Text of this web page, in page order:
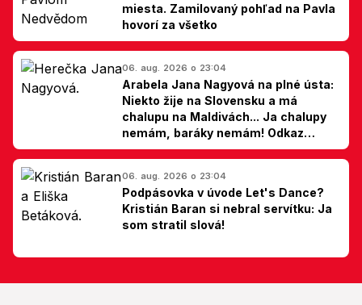
miesta. Zamilovaný pohľad na Pavla
hovorí za všetko
06. aug. 2026 o 23:04
Arabela Jana Nagyová na plné ústa:
Niekto žije na Slovensku a má
chalupu na Maldivách... Ja chalupy
nemám, baráky nemám! Odkaz
Slovákom
06. aug. 2026 o 23:04
Podpásovka v úvode Let's Dance?
Kristián Baran si nebral servítku: Ja
som stratil slová!